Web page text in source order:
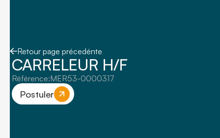
Retour page précedénte
CARRELEUR H/F
Référence:MER53-0000317
Postuler